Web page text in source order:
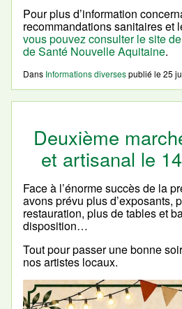
Pour plus d’information
recommandations sanitaires et
vous pouvez consulter le site
de Santé Nouvelle Aquitaine.
Dans Informations diversespublié le25
Deuxième
et artisanal le
Face à l’énorme succès de la
avons prévu plus d’exposants,
restauration, plus de tables et
disposition…
Tout pour passer une bonne
nos artistes locaux.